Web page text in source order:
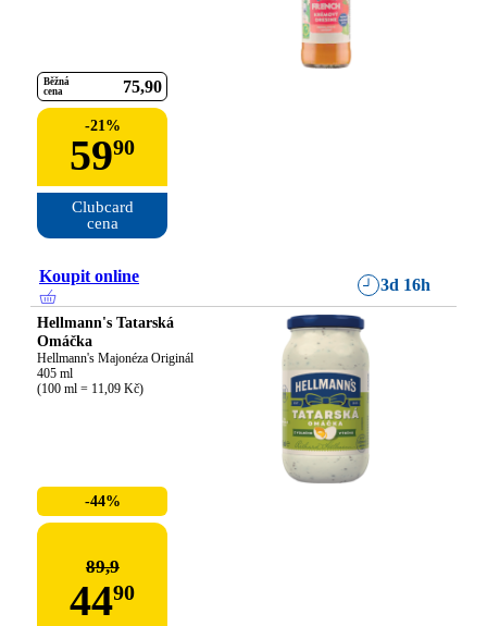
Běžná
cena
75 90
-21%
5990
Clubcard
cena
Koupit online 3d 16h
Hellmann's Tatarská
Omáčka
Hellmann's Majonéza Originál
405 ml
(100 ml = 11,09 Kč)
-44%
89,9
4490